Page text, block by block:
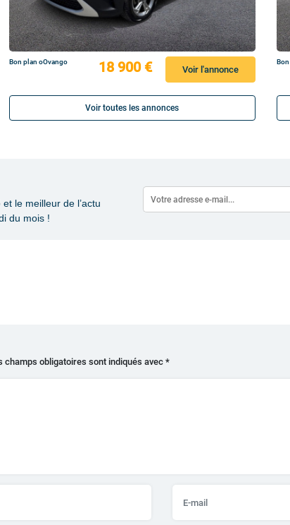
Bon plan oOvango 18 900 € Voir l'annonce
Voir toutes les annonces
le meilleur de l’actu
du mois !
champs obligatoires sont indiqués avec *